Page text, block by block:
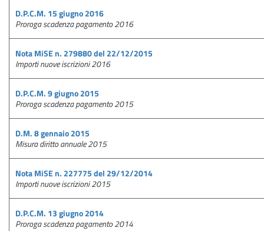
D.P.C.M. 15 giugno 2016
Proroga scadenza pagamento 2016
Nota MiSE n. 279880 del 22/12/2015
Importi nuove iscrizioni 2016
D.P.C.M. 9 giugno 2015
Proroga scadenza pagamento 2015
D.M. 8 gennaio 2015
Misura diritto annuale 2015
Nota MiSE n. 227775 del 29/12/2014
Importi nuove iscrizioni 2015
D.P.C.M. 13 giugno 2014
Proroga scadenza pagamento 2014